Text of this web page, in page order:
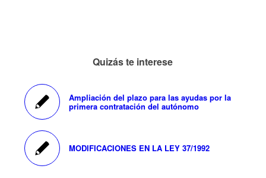
Quizás te interese
Ampliación del plazo para las ayudas por la
primera contratación del autónomo
MODIFICACIONES EN LA LEY 37/1992